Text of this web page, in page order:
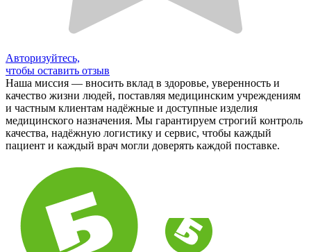
Авторизуйтесь,
чтобы оставить отзыв
Наша миссия — вносить вклад в здоровье, уверенность и
качество жизни людей, поставляя медицинским учреждениям
и частным клиентам надёжные и доступные изделия
медицинского назначения. Мы гарантируем строгий контроль
качества, надёжную логистику и сервис, чтобы каждый
пациент и каждый врач могли доверять каждой поставке.